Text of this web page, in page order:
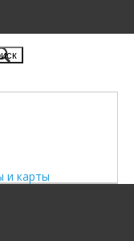
и карты